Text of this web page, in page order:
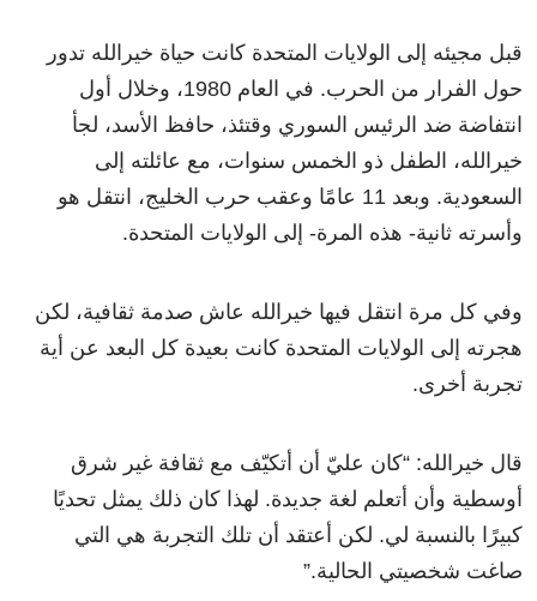
قبل مجيئه إلى الولايات المتحدة كانت حياة خيرالله تدور
حول الفرار من الحرب. في العام 1980، وخلال أول
انتفاضة ضد الرئيس السوري وقتئذ، حافظ الأسد، لجأ
خيرالله، الطفل ذو الخمس سنوات، مع عائلته إلى
السعودية. وبعد 11 عامًا وعقب حرب الخليج، انتقل هو
وأسرته ثانية- هذه المرة- إلى الولايات المتحدة.
وفي كل مرة انتقل فيها خيرالله عاش صدمة ثقافية، لكن
هجرته إلى الولايات المتحدة كانت بعيدة كل البعد عن أية
تجربة أخرى.
قال خيرالله: “كان عليّ أن أتكيّف مع ثقافة غير شرق
أوسطية وأن أتعلم لغة جديدة. لهذا كان ذلك يمثل تحديًا
كبيرًا بالنسبة لي. لكن أعتقد أن تلك التجربة هي التي
صاغت شخصيتي الحالية.”